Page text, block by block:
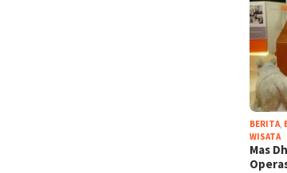
BERITA,
WISATA
Mas